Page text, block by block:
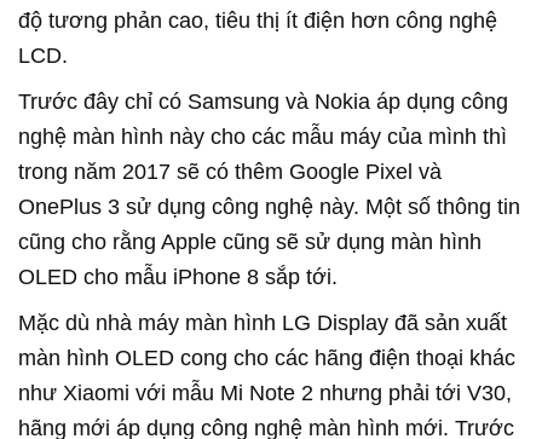
độ tương phản cao, tiêu thị ít điện hơn công nghệ
LCD.
Trước đây chỉ có Samsung và Nokia áp dụng công
nghệ màn hình này cho các mẫu máy của mình thì
trong năm 2017 sẽ có thêm Google Pixel và
OnePlus 3 sử dụng công nghệ này. Một số thông tin
cũng cho rằng Apple cũng sẽ sử dụng màn hình
OLED cho mẫu iPhone 8 sắp tới.
Mặc dù nhà máy màn hình LG Display đã sản xuất
màn hình OLED cong cho các hãng điện thoại khác
như Xiaomi với mẫu Mi Note 2 nhưng phải tới V30,
hãng mới áp dụng công nghệ màn hình mới. Trước